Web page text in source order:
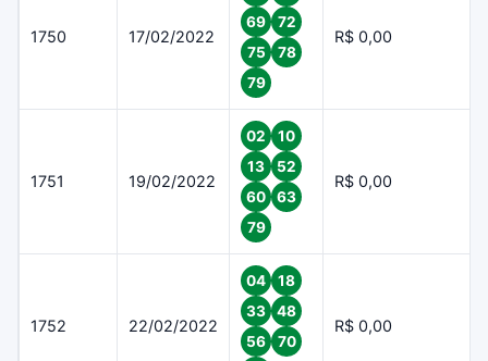
1750 17/02/2022
69
72
75
78
79
R$ 0,00
1751 19/02/2022
02
10
13
52
60
63
79
R$ 0,00
1752 22/02/2022
04
18
33
48
56
70
R$ 0,00